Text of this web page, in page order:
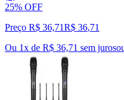
25% OFF
Preço R$ 36,71R$ 36,71
Ou 1x de R$ 36,71 sem juros